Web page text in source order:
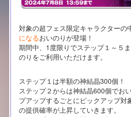
対象の超フェス限定キャラクターの
になるおいのりが登場！
期間中、1度限りでステップ１～５
のりをご利用いただけます。
ステップ１は半額の神結晶300個！
ステップ２からは神結晶600個でお
プアップするごとにピックアップ対
の提供確率が上昇していきます。